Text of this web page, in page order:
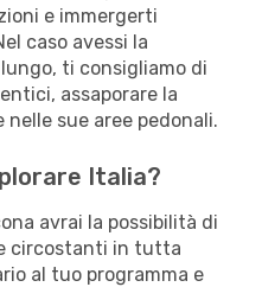
e immergerti
caso avessi la
ti consigliamo di
assaporare la
sue aree pedonali.
Italia?
avrai la possibilità di
circostanti in tutta
al tuo programma e